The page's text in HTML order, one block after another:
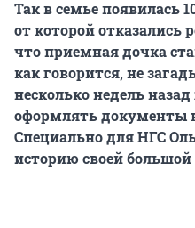
Так в семье появилась
от которой отказались
что приемная дочка
как говорится, не
несколько недель
оформлять документы
Специально для НГС
историю своей большой